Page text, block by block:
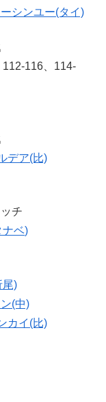
シンユー(タイ)
116、114-
デア(比)
チ
ナベ)
尾)
(中)
カイ(比)